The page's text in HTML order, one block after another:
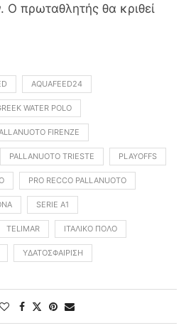
Ο πρωταθλητής θα κριθεί
AQUAFEED24
WATER POLO
FIRENZE
PALLANUOTO TRIESTE PLAYOFFS
PRO RECCO PALLANUOTO
SERIE A1
TELIMAR ΙΤΑΛΙΚΌ ΠΌΛΟ
ΥΔΑΤΟΣΦΑΊΡΙΣΗ